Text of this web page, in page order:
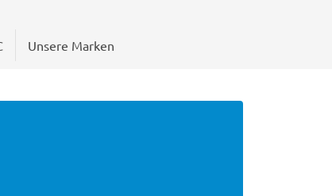
Unsere Marken